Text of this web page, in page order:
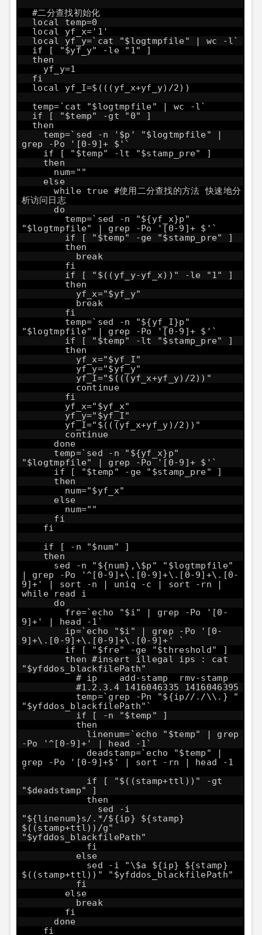
#二分查找初始化
local temp=0
local yf_x='1'
local yf_y=`cat "$logtmpfile" | wc -l`
if [ "$yf_y" -le "1" ]
then
yf_y=1
fi
local yf_I=$(((yf_x+yf_y)/2))
temp=`cat "$logtmpfile" | wc -l`
if [ "$temp" -gt "0" ]
then
temp=`sed -n '$p' "$logtmpfile" |
grep -Po '[0-9]+ $'`
if [ "$temp" -lt "$stamp_pre" ]
then
num=""
else
while true #使用二分查找的方法 快速地分
析访问日志
do
temp=`sed -n "${yf_x}p"
"$logtmpfile" | grep -Po '[0-9]+ $'`
if [ "$temp" -ge "$stamp_pre" ]
then
break
fi
if [ "$((yf_y-yf_x))" -le "1" ]
then
yf_x="$yf_y"
break
fi
temp=`sed -n "${yf_I}p"
"$logtmpfile" | grep -Po '[0-9]+ $'`
if [ "$temp" -lt "$stamp_pre" ]
then
yf_x="$yf_I"
yf_y="$yf_y"
yf_I="$(((yf_x+yf_y)/2))"
continue
fi
yf_x="$yf_x"
yf_y="$yf_I"
yf_I="$(((yf_x+yf_y)/2))"
continue
done
temp=`sed -n "${yf_x}p"
"$logtmpfile" | grep -Po '[0-9]+ $'`
if [ "$temp" -ge "$stamp_pre" ]
then
num="$yf_x"
else
num=""
fi
fi
if [ -n "$num" ]
then
sed -n "${num},\$p" "$logtmpfile"
| grep -Po '^[0-9]+\.[0-9]+\.[0-9]+\.[0-
9]+' | sort -n | uniq -c | sort -rn |
while read i
do
fre=`echo "$i" | grep -Po '[0-
9]+' | head -1`
ip=`echo "$i" | grep -Po '[0-
9]+\.[0-9]+\.[0-9]+\.[0-9]+' `
if [ "$fre" -ge "$threshold" ]
then #insert illegal ips : cat
"$yfddos_blackfilePath"
# ip add-stamp rmv-stamp
#1.2.3.4 1416046335 1416046395
temp=`grep -Pn "${ip//./\\.} "
"$yfddos_blackfilePath"`
if [ -n "$temp" ]
then
linenum=`echo "$temp" | grep
-Po '^[0-9]+' | head -1`
deadstamp=`echo "$temp" |
grep -Po '[0-9]+$' | sort -rn | head -1
`
if [ "$((stamp+ttl))" -gt
"$deadstamp" ]
then
sed -i
"${linenum}s/.*/${ip} ${stamp}
$((stamp+ttl))/g"
"$yfddos_blackfilePath"
fi
else
sed -i "\$a ${ip} ${stamp}
$((stamp+ttl))" "$yfddos_blackfilePath"
fi
else
break
fi
done
fi